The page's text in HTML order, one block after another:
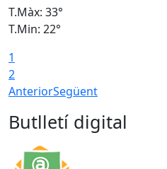
T.Màx: 33°
T.Min: 22°
1
2
AnteriorSegüent
Butlletí digital